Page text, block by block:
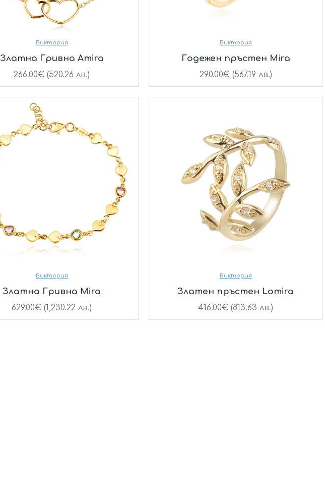
Виктория
Златна Гривна Amira
266.00€ (520.26 лв.)
Виктория
Годежен пръстен Mira
290.00€ (567.19 лв.)
Виктория
Златна Гривна Mira
629.00€ (1,230.22 лв.)
Виктория
Златен пръстен Lomira
416.00€ (813.63 лв.)